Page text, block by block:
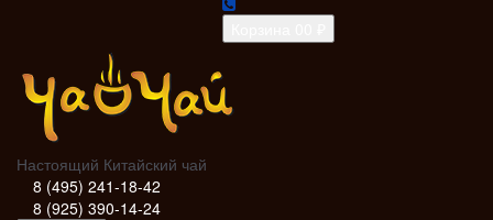
Настоящий Китайский чай
8 (495) 241-18-42
8 (925) 390-14-24